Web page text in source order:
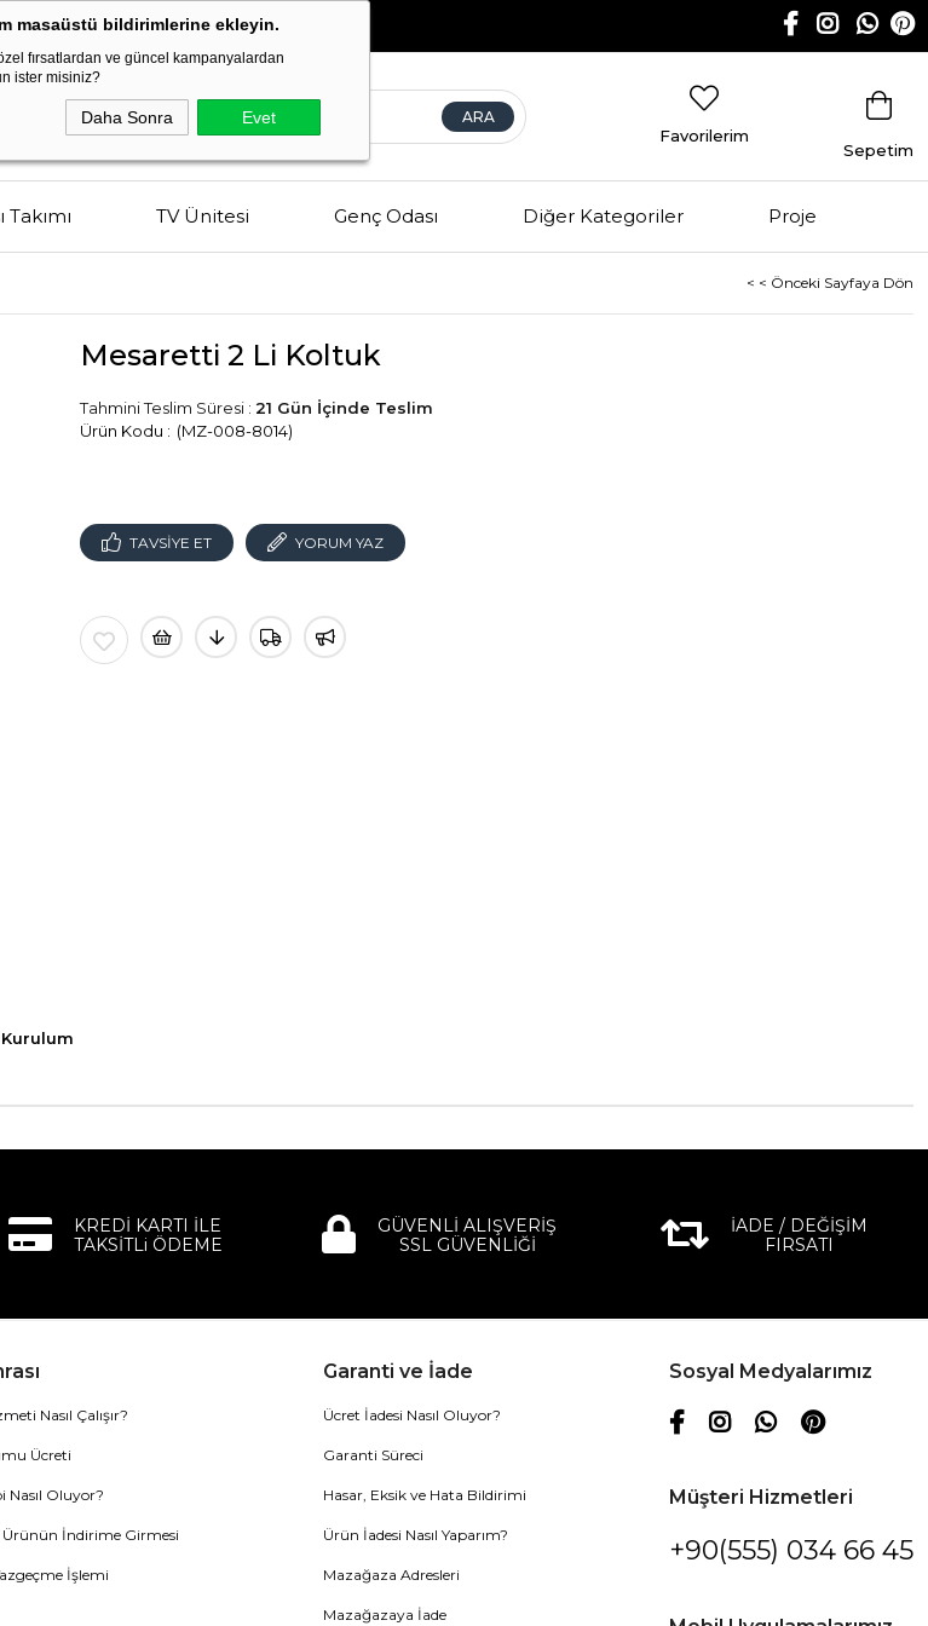
masaüstü bildirimlerine ekleyin.
fırsatlardan ve güncel kampanyalardan
ister misiniz?
Daha Sonra Evet
veKaliteninBuluşma Noktası
Sepetim
Favorilerim
TV Ünitesi Genç Odası Diğer Kategoriler Proje
< < Önceki Sayfaya Dön
Mesaretti 2 Li Koltuk
Tahmini Teslim Süresi : 21 Gün İçinde Teslim
(MZ-008-8014)
TAVSIYE ET YORUM YAZ
KREDİ KARTI İLE
TAKSİTLi ÖDEME
GÜVENLİ ALIŞVERİŞ
SSL GÜVENLİĞİ
İADE / DEĞİŞİM
FIRSATI
Nasıl Çalışır?
Ücreti
Nasıl Oluyor?
Ürünün İndirime Girmesi
İşlemi
Garanti ve İade
Ücret İadesi Nasıl Oluyor?
Garanti Süreci
Hasar, Eksik ve Hata Bildirimi
Ürün İadesi Nasıl Yaparım?
Mazağaza Adresleri
Mazağazaya İade
Sosyal Medyalarımız
Müşteri Hizmetleri
+90(555) 034 66 45